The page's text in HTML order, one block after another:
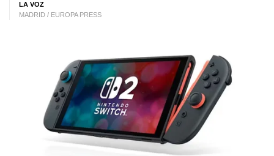
LA VOZ
MADRID / EUROPA PRESS